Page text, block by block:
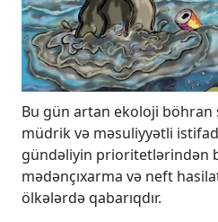
Bu gün artan ekoloji böhran
müdrik və məsuliyyətli
gündəliyin prioritetlərindən
mədənçıxarma və neft
ölkələrdə qabarıqdır.